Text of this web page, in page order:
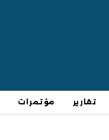
تقارير مؤتمرات